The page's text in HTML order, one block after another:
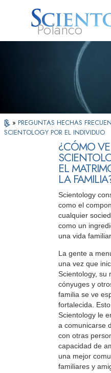
Polanco
¿Qué es
Scientology?
» PREGUNTAS HECHAS
SCIENTOLOGY POR EL INDIVIDUO
¿CÓMO VE
EL
LA
Scientology
como el
cualquier
como un
una vida
La gente a
una vez que
Scientology, su
cónyuges y
familia se ve
fortalecida.
Scientology le
a comunicarse
con otras
capacidad de
una mejor
familiares y